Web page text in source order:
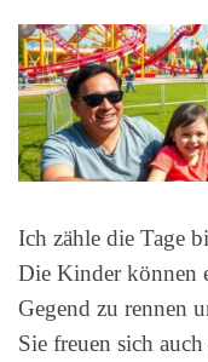
Ich zähle die Tage
Die Kinder können
Gegend zu rennen
Sie freuen sich